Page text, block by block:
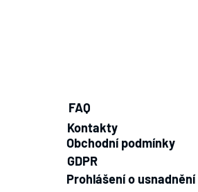
FAQ
Kontakty
Obchodní podmínky
GDPR
Prohlášení o